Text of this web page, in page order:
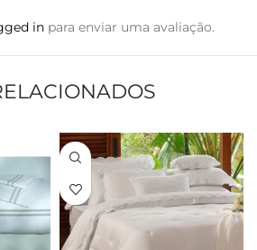
in para enviar uma avaliação.